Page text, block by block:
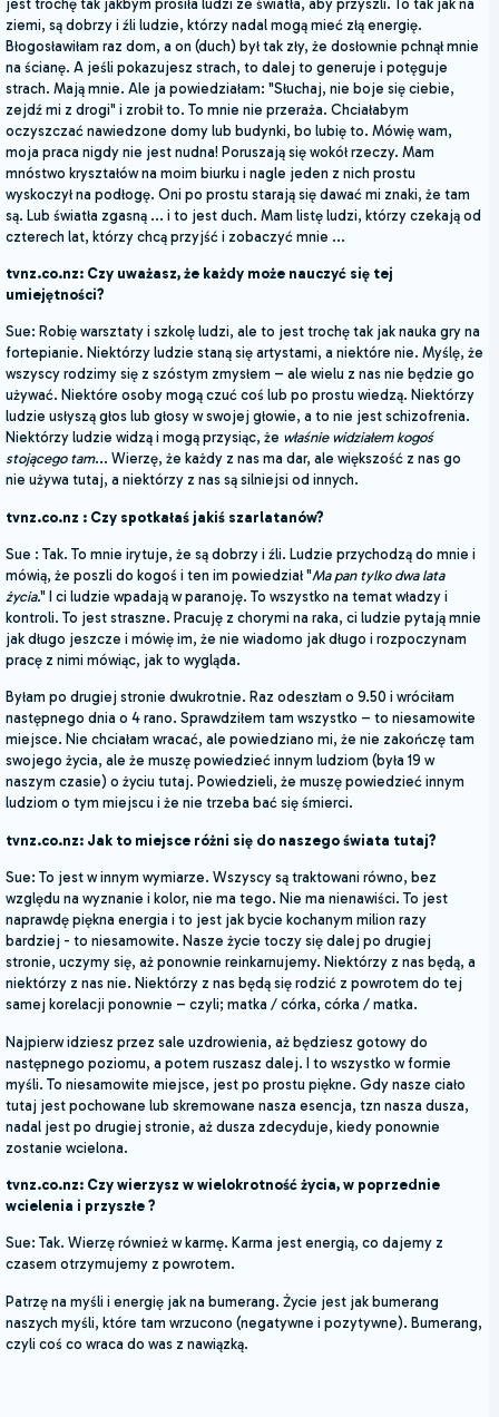
jest trochę tak jakbym prosiła ludzi ze światła, aby przyszli. To tak jak na
ziemi, są dobrzy i źli ludzie, którzy nadal mogą mieć złą energię.
Błogosławiłam raz dom, a on (duch) był tak zły, że dosłownie pchnął mnie
na ścianę. A jeśli pokazujesz strach, to dalej to generuje i potęguje
strach. Mają mnie. Ale ja powiedziałam: "Słuchaj, nie boje się ciebie,
zejdź mi z drogi" i zrobił to. To mnie nie przeraża. Chciałabym
oczyszczać nawiedzone domy lub budynki, bo lubię to. Mówię wam,
moja praca nigdy nie jest nudna! Poruszają się wokół rzeczy. Mam
mnóstwo kryształów na moim biurku i nagle jeden z nich prostu
wyskoczył na podłogę. Oni po prostu starają się dawać mi znaki, że tam
są. Lub światła zgasną ... i to jest duch. Mam listę ludzi, którzy czekają od
czterech lat, którzy chcą przyjść i zobaczyć mnie ...
tvnz.co.nz: Czy uważasz, że każdy może nauczyć się tej
umiejętności?
Sue: Robię warsztaty i szkolę ludzi, ale to jest trochę tak jak nauka gry na
fortepianie. Niektórzy ludzie staną się artystami, a niektóre nie. Myślę, że
wszyscy rodzimy się z szóstym zmysłem – ale wielu z nas nie będzie go
używać. Niektóre osoby mogą czuć coś lub po prostu wiedzą. Niektórzy
ludzie usłyszą głos lub głosy w swojej głowie, a to nie jest schizofrenia.
Niektórzy ludzie widzą i mogą przysiąc, że właśnie widziałem kogoś
stojącego tam... Wierzę, że każdy z nas ma dar, ale większość z nas go
nie używa tutaj, a niektórzy z nas są silniejsi od innych.
tvnz.co.nz : Czy spotkałaś jakiś szarlatanów?
Sue : Tak. To mnie irytuje, że są dobrzy i źli. Ludzie przychodzą do mnie i
mówią, że poszli do kogoś i ten im powiedział "Ma pan tylko dwa lata
życia." I ci ludzie wpadają w paranoję. To wszystko na temat władzy i
kontroli. To jest straszne. Pracuję z chorymi na raka, ci ludzie pytają mnie
jak długo jeszcze i mówię im, że nie wiadomo jak długo i rozpoczynam
pracę z nimi mówiąc, jak to wygląda.
Byłam po drugiej stronie dwukrotnie. Raz odeszłam o 9.50 i wróciłam
następnego dnia o 4 rano. Sprawdziłem tam wszystko – to niesamowite
miejsce. Nie chciałam wracać, ale powiedziano mi, że nie zakończę tam
swojego życia, ale że muszę powiedzieć innym ludziom (była 19 w
naszym czasie) o życiu tutaj. Powiedzieli, że muszę powiedzieć innym
ludziom o tym miejscu i że nie trzeba bać się śmierci.
tvnz.co.nz: Jak to miejsce różni się do naszego świata tutaj?
Sue: To jest w innym wymiarze. Wszyscy są traktowani równo, bez
względu na wyznanie i kolor, nie ma tego. Nie ma nienawiści. To jest
naprawdę piękna energia i to jest jak bycie kochanym milion razy
bardziej - to niesamowite. Nasze życie toczy się dalej po drugiej
stronie, uczymy się, aż ponownie reinkarnujemy. Niektórzy z nas będą, a
niektórzy z nas nie. Niektórzy z nas będą się rodzić z powrotem do tej
samej korelacji ponownie – czyli; matka / córka, córka / matka.
Najpierw idziesz przez sale uzdrowienia, aż będziesz gotowy do
następnego poziomu, a potem ruszasz dalej. I to wszystko w formie
myśli. To niesamowite miejsce, jest po prostu piękne. Gdy nasze ciało
tutaj jest pochowane lub skremowane nasza esencja, tzn nasza dusza,
nadal jest po drugiej stronie, aż dusza zdecyduje, kiedy ponownie
zostanie wcielona.
tvnz.co.nz: Czy wierzysz w wielokrotność życia, w poprzednie
wcielenia i przyszłe ?
Sue: Tak. Wierzę również w karmę. Karma jest energią, co dajemy z
czasem otrzymujemy z powrotem.
Patrzę na myśli i energię jak na bumerang. Życie jest jak bumerang
naszych myśli, które tam wrzucono (negatywne i pozytywne). Bumerang,
czyli coś co wraca do was z nawiązką.